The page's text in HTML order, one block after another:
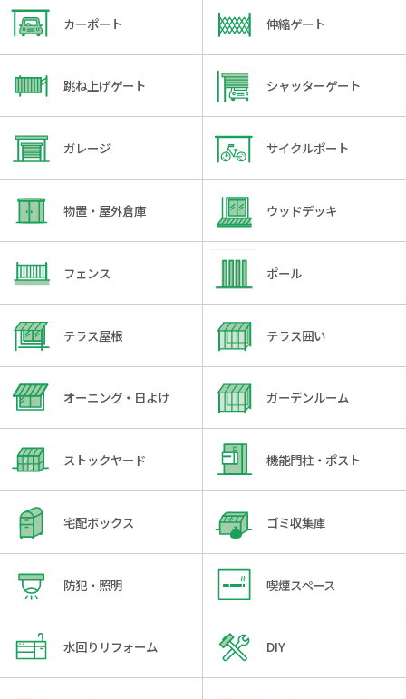
カーポート 伸縮ゲート
跳ね上げゲート シャッターゲート
ガレージ サイクルポート
物置・屋外倉庫 ウッドデッキ
フェンス ポール
テラス屋根 テラス囲い
オーニング・日よけ ガーデンルーム
ストックヤード 機能門柱・ポスト
宅配ボックス ゴミ収集庫
防犯・照明 喫煙スペース
水回りリフォーム DIY